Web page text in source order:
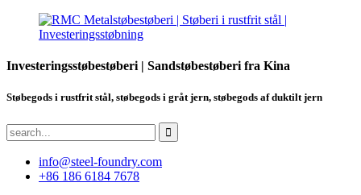
Investeringsstøbestøberi | Sandstøbestøberi fra Kina
Støbegods i rustfrit stål, støbegods i gråt jern, støbegods af duktilt jern
info@steel-foundry.com
+86 186 6184 7678